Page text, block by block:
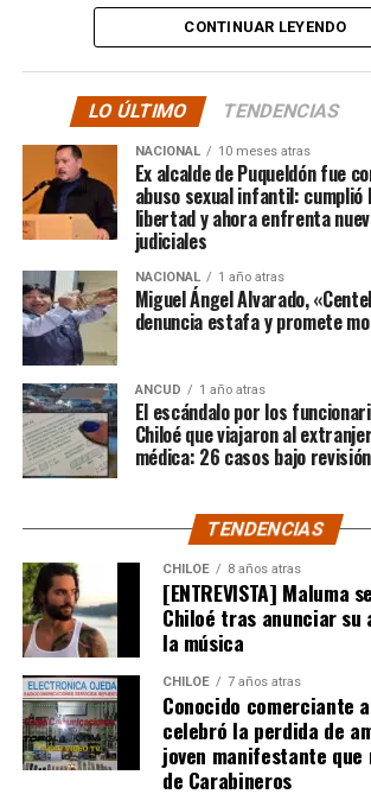
tele y donde sea para
hacer justicia.”
quienes lo han acompañado desde que
ocurrido:
“Gracias a todos por
apoyo!!!!”
Por el momento, las personas aludidas
declaraciones públicas. La historia, según
recién comienza y, el mencionado
comentarios de todo tipo, en su gran
del humorista de Punta Arenas.
CONTINUAR LEYENDO
LO ÚLTIMO TENDENCIAS
NACIONAL 10 meses atras
Ex alcalde de Puqueldón fue
abuso sexual infantil: cumplió
libertad y ahora enfrenta
judiciales
NACIONAL 1 año atras
Miguel Ángel Alvarado,
denuncia estafa y promete
ANCUD 1 año atras
El escándalo por los
Chiloé que viajaron al
médica: 26 casos bajo revisión
TENDENCIAS
CHILOE 8 años atras
[ENTREVISTA] Maluma
Chiloé tras anunciar su
la música
CHILOE 7 años atras
Conocido comerciante
celebró la perdida de
joven manifestante
de Carabineros